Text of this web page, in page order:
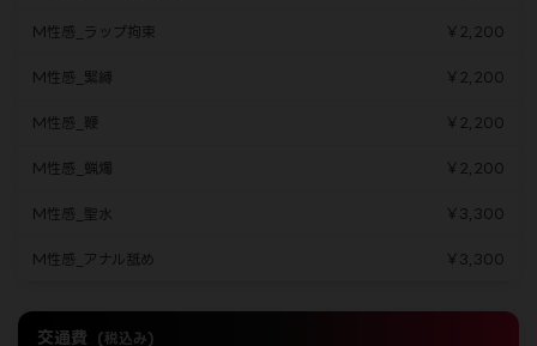
M性感_ラップ拘束 ￥2,200
M性感_緊縛 ￥2,200
M性感_鞭 ￥2,200
M性感_蝋燭 ￥2,200
M性感_聖水 ￥3,300
M性感_アナル舐め ￥3,300
交通費 (税込み)